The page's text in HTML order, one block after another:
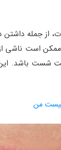
از جمله
است ناشی
شست باشد.
من